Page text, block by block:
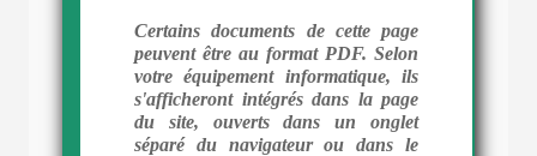
Certains documents de cette page
peuvent être au format PDF. Selon
votre équipement informatique, ils
s'afficheront intégrés dans la page
du site, ouverts dans un onglet
séparé du navigateur ou dans le